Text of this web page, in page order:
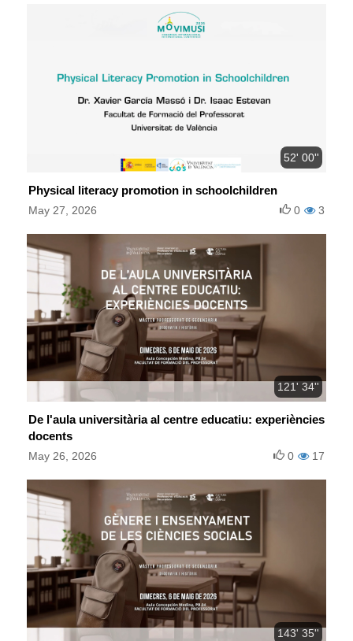
52' 00''
Physical literacy promotion in schoolchildren
May 27, 2026 3
0
121' 34''
De l'aula universitària al centre educatiu: experiències
docents
May 26, 2026 17
0
143' 35''